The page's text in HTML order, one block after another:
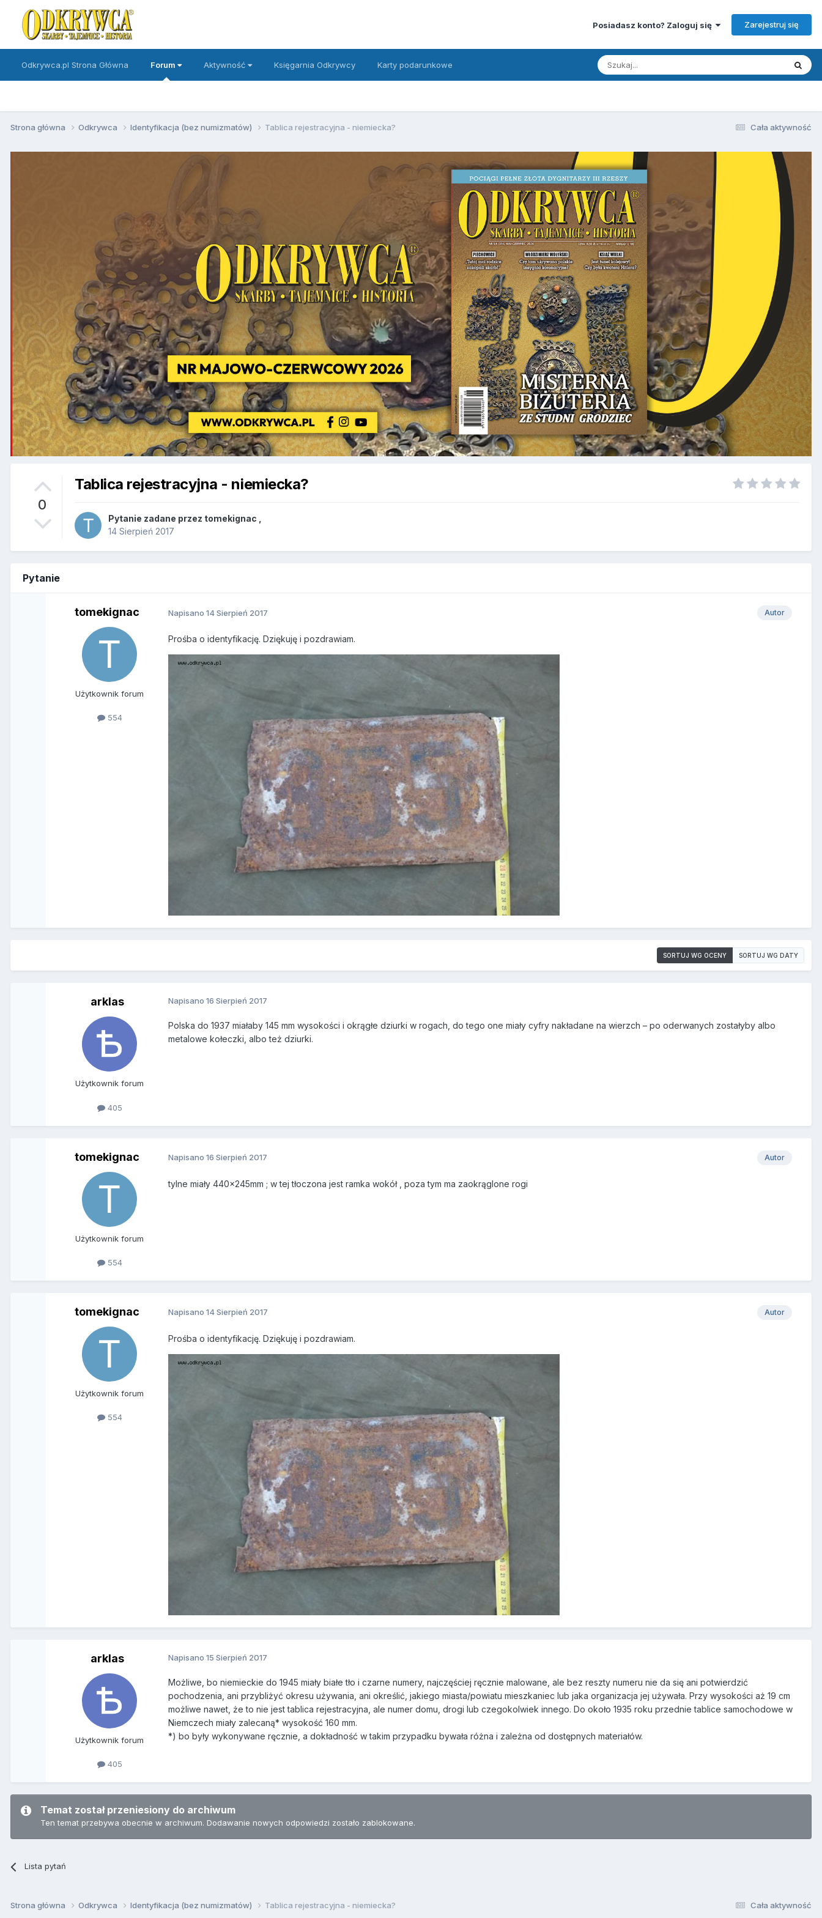
Posiadasz konto? Zaloguj się Zarejestruj się
Odkrywca.pl Strona Główna Forum Aktywność Księgarnia Odkrywcy Karty podarunkowe
Cała aktywność
Strona główna Odkrywca Identyfikacja (bez numizmatów) Tablica rejestracyjna - niemiecka?
0
Tablica rejestracyjna - niemiecka?
Pytanie zadane przez tomekignac
14 Sierpień 2017
Pytanie
tomekignac
Użytkownik forum
554
Autor
Napisano14 Sierpień 2017
Prośba o identyfikację. Dziękuję i pozdrawiam.
SORTUJ WG OCENY SORTUJ WG DATY
arklas
Użytkownik forum
405
Napisano16 Sierpień 2017
Polska do 1937 miałaby 145 mm wysokości i okrągłe dziurki w rogach, do tego one miały cyfry nakładane na wierzch – po oderwanych zostałyby albo
metalowe kołeczki, albo też dziurki.
tomekignac
Użytkownik forum
554
Autor
Napisano16 Sierpień 2017
tylne miały 440x245mm ; w tej tłoczona jest ramka wokół , poza tym ma zaokrąglone rogi
tomekignac
Użytkownik forum
554
Autor
Napisano14 Sierpień 2017
Prośba o identyfikację. Dziękuję i pozdrawiam.
arklas
Użytkownik forum
405
Napisano15 Sierpień 2017
Możliwe, bo niemieckie do 1945 miały białe tło i czarne numery, najczęściej ręcznie malowane, ale bez reszty numeru nie da się ani potwierdzić
pochodzenia, ani przybliżyć okresu używania, ani określić, jakiego miasta/powiatu mieszkaniec lub jaka organizacja jej używała. Przy wysokości aż 19 cm
możliwe nawet, że to nie jest tablica rejestracyjna, ale numer domu, drogi lub czegokolwiek innego. Do około 1935 roku przednie tablice samochodowe w
Niemczech miały zalecaną* wysokość 160 mm.
*) bo były wykonywane ręcznie, a dokładność w takim przypadku bywała różna i zależna od dostępnych materiałów.
Temat został przeniesiony do archiwum
Ten temat przebywa obecnie w archiwum. Dodawanie nowych odpowiedzi zostało zablokowane.
Lista pytań
Cała aktywność
Strona główna Odkrywca Identyfikacja (bez numizmatów) Tablica rejestracyjna - niemiecka?